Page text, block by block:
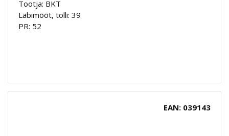
Tootja: BKT
Läbimõõt, tolli: 39
PR: 52
EAN: 039143